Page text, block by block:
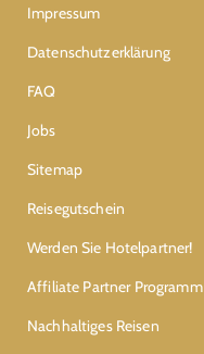
Impressum
Datenschutzerklärung
FAQ
Jobs
Sitemap
Reisegutschein
Werden Sie Hotelpartner!
Affiliate Partner Programm
Nachhaltiges Reisen